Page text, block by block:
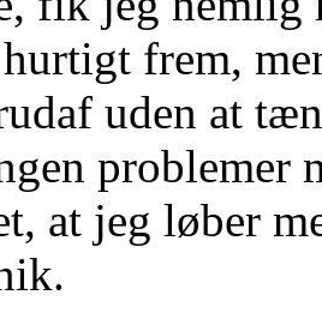
frem,
uden at
problemer
at jeg løber